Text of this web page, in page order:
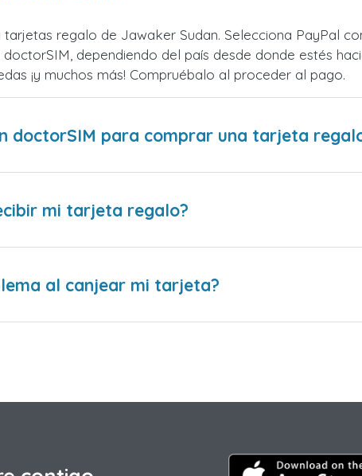
regalo de Jawaker Sudan. Selecciona PayPal
dependiendo del país desde donde estés
¡y muchos más! Compruébalo al proceder al pago.
doctorSIM para comprar una tarjeta
mi tarjeta regalo?
al canjear mi tarjeta?